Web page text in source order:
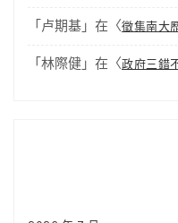
「 卢期基 」在〈徵集南大
「 林際健 」在〈政府三錯